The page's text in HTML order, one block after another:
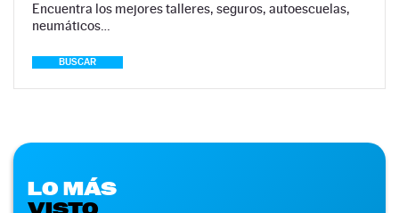
Encuentra los mejores talleres, seguros, autoescuelas,
neumáticos…
BUSCAR
LO MÁS